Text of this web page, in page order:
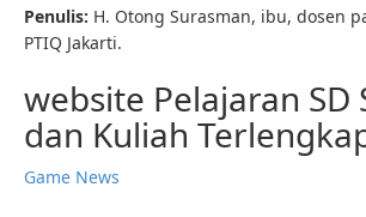
Penulis: H. Otong Surasman, ibu, dosen
PTIQ Jakarti.
website Pelajaran SD
dan Kuliah
Game News